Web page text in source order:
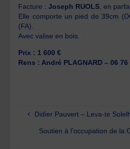
Facture :Joseph RUOLS , en
Elle comporte un pied de 39cm
(FA).
Avec valise en bois.
Prix : 1 600 €
Rens : André PLAGNARD – 06 76
Didier Pauvert – Leva-te
Soutien à l’occupation de la